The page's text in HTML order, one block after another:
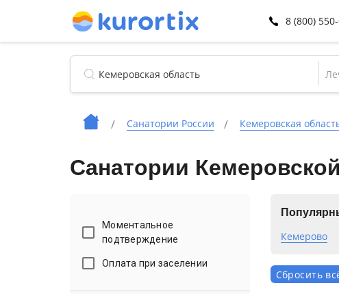
8 (800)
Санатории России Кемеровская
Санатории
Моментальное
подтверждение
Оплата при заселении
Кемерово
Сбросить